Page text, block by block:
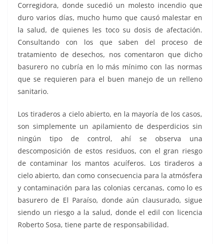
Corregidora, donde sucedió un molesto incendio que
duro varios días, mucho humo que causó malestar en
la salud, de quienes les toco su dosis de afectación.
Consultando con los que saben del proceso de
tratamiento de desechos, nos comentaron que dicho
basurero no cubría en lo más mínimo con las normas
que se requieren para el buen manejo de un relleno
sanitario.
Los tiraderos a cielo abierto, en la mayoría de los casos,
son simplemente un apilamiento de desperdicios sin
ningún tipo de control, ahí se observa una
descomposición de estos residuos, con el gran riesgo
de contaminar los mantos acuíferos. Los tiraderos a
cielo abierto, dan como consecuencia para la atmósfera
y contaminación para las colonias cercanas, como lo es
basurero de El Paraíso, donde aún clausurado, sigue
siendo un riesgo a la salud, donde el edil con licencia
Roberto Sosa, tiene parte de responsabilidad.